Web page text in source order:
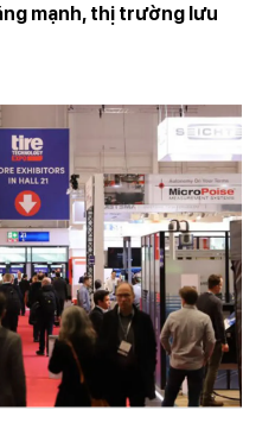
mạnh, thị trường lưu